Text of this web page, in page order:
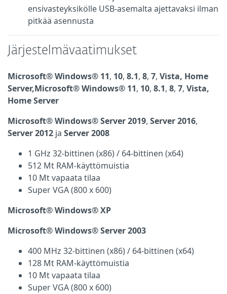
ensivasteyksikölle USB-asemalta ajettavaksi ilman
pitkää asennusta
Järjestelmävaatimukset
Microsoft® Windows® 11, 10, 8.1, 8, 7, Vista, Home
Server,Microsoft® Windows® 11, 10, 8.1, 8, 7, Vista,
Home Server
Microsoft® Windows® Server 2019, Server 2016,
Server 2012 ja Server 2008
1 GHz 32-bittinen (x86) / 64-bittinen (x64)
512 Mt RAM-käyttömuistia
10 Mt vapaata tilaa
Super VGA (800 x 600)
Microsoft® Windows® XP
Microsoft® Windows® Server 2003
400 MHz 32-bittinen (x86) / 64-bittinen (x64)
128 Mt RAM-käyttömuistia
10 Mt vapaata tilaa
Super VGA (800 x 600)